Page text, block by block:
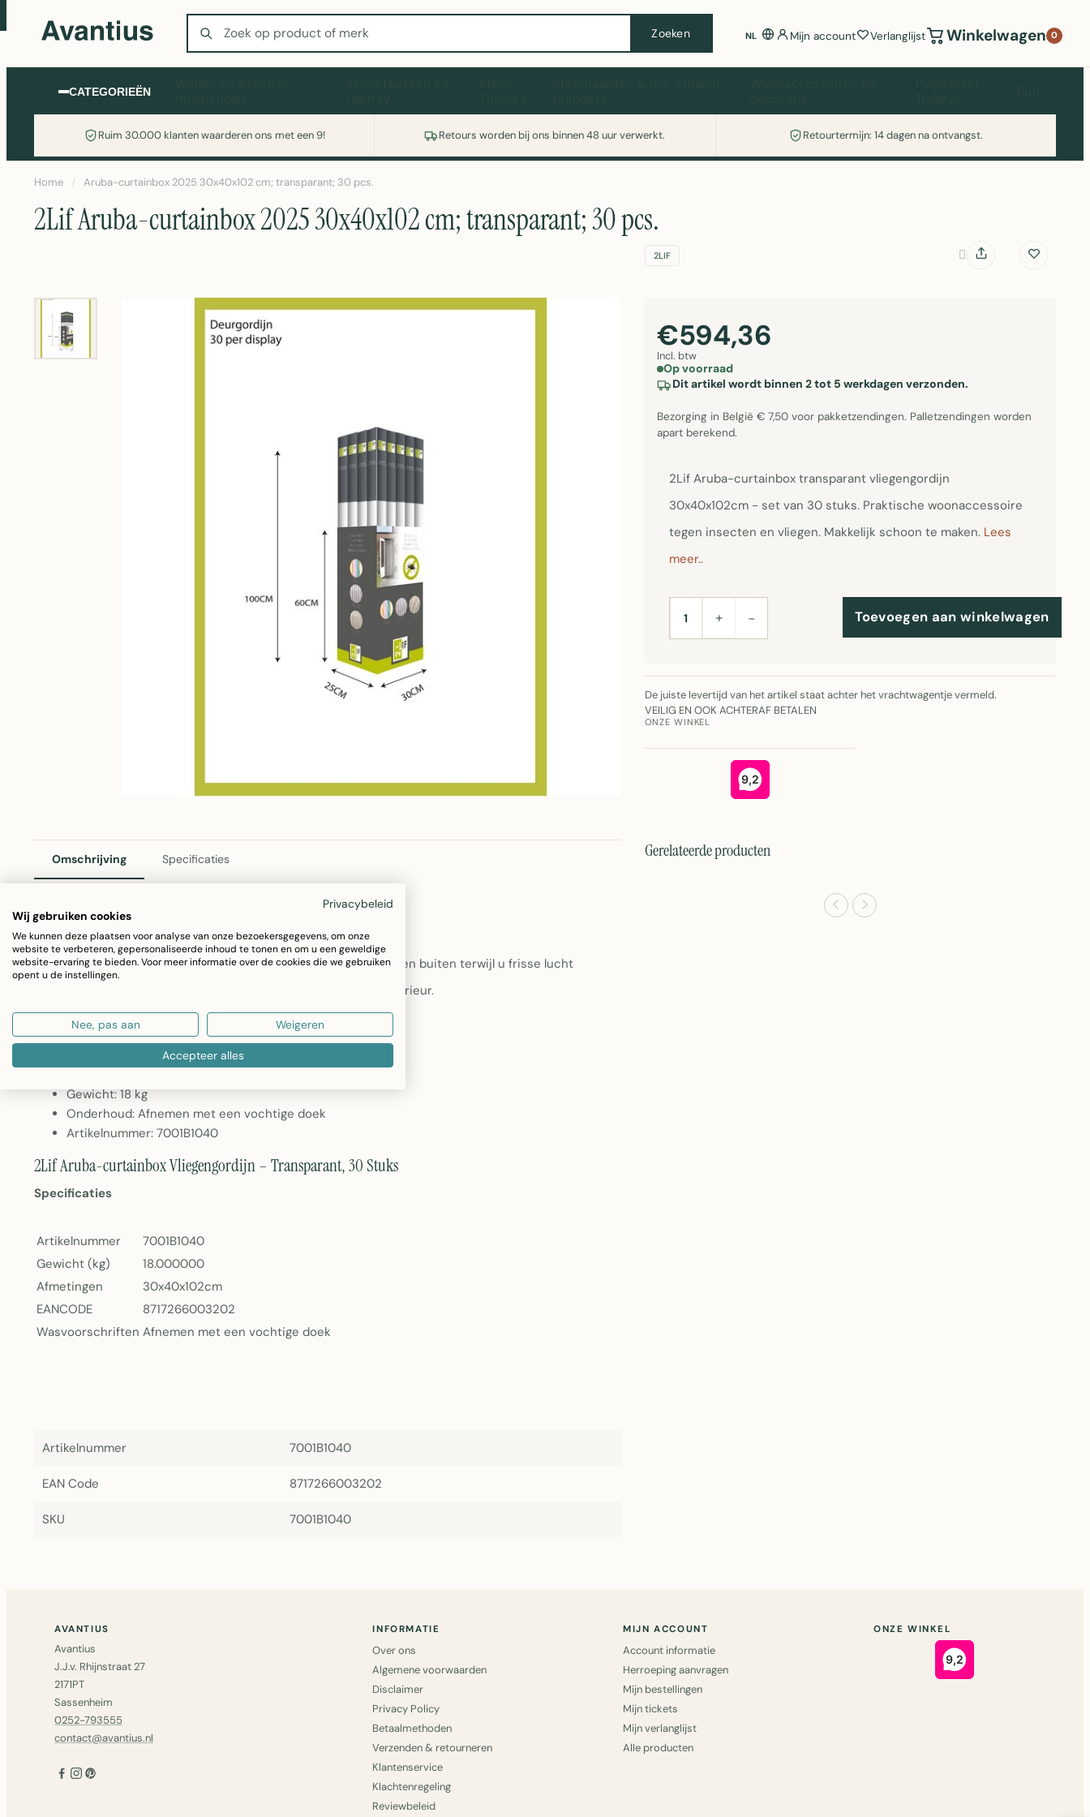
Zoeken
Zoeken NL Mijn account Verlanglijst Winkelwagen 0
CATEGORIEËN
Ruim 30.000 klanten waarderen ons met een 9! Retours worden bij ons binnen 48 uur verwerkt. Retourtermijn: 14 dagen na ontvangst.
Wasmachine of koelkast nodig? Vergelijk alle prijzen op Witgoedaanbod.nl
Home / Aruba-curtainbox 2025 30x40x102 cm; transparant; 30 pcs.
2Lif Aruba-curtainbox 2025 30x40x102 cm; transparant; 30 pcs.
2LIF
€594,36
Incl. btw
Op voorraad
Dit artikel wordt binnen 2 tot 5 werkdagen verzonden.
Bezorging in België € 7,50 voor pakketzendingen. Palletzendingen worden
apart berekend.
2Lif Aruba-curtainbox transparant vliegengordijn
30x40x102cm - set van 30 stuks. Praktische woonaccessoire
tegen insecten en vliegen. Makkelijk schoon te maken. Lees
meer..
AANTAL+ − Toevoegen aan winkelwagen
De juiste levertijd van het artikel staat achter het vrachtwagentje vermeld.
VEILIG EN OOK ACHTERAF BETALEN
ONZE WINKEL
Omschrijving Specificaties
2Lif Aruba-curtainbox Vliegengordijn – Transparant, 30 Stuks
Het praktische vliegengordijn van 2Lif houdt ongewenste insecten buiten terwijl u frisse lucht
binnenlaat. Deze transparante uitvoering past perfect bij elk interieur.
Afmetingen: 30x40x102 cm
Inhoud: 30 stuks per doos
Gewicht: 18 kg
Onderhoud: Afnemen met een vochtige doek
Artikelnummer: 7001B1040
2Lif Aruba-curtainbox Vliegengordijn – Transparant, 30 Stuks
Specificaties
Artikelnummer
7001B1040
Gewicht (kg)
18.000000
Afmetingen
30x40x102cm
EANCODE
8717266003202
Wasvoorschriften Afnemen met een vochtige doek
Artikelnummer 7001B1040
EAN Code 8717266003202
SKU 7001B1040
Gerelateerde producten
AVANTIUS
Avantius
J.J.v. Rhijnstraat 27
2171PT
Sassenheim
0252-793555
contact@avantius.nl
INFORMATIE
Over ons
Algemene voorwaarden
Disclaimer
Privacy Policy
Betaalmethoden
Verzenden & retourneren
Klantenservice
Klachtenregeling
Reviewbeleid
MIJN ACCOUNT
Account informatie
Herroeping aanvragen
Mijn bestellingen
Mijn tickets
Mijn verlanglijst
Alle producten
ONZE WINKEL
Privacybeleid
Wij gebruiken cookies
We kunnen deze plaatsen voor analyse van onze bezoekersgegevens, om onze
website te verbeteren, gepersonaliseerde inhoud te tonen en om u een geweldige
website-ervaring te bieden. Voor meer informatie over de cookies die we gebruiken
opent u de instellingen.
Nee, pas aan Weigeren
Accepteer alles